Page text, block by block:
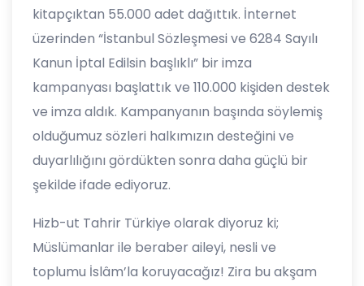
kitapçıktan 55.000 adet dağıttık. İnternet
üzerinden “İstanbul Sözleşmesi ve 6284 Sayılı
Kanun İptal Edilsin başlıklı” bir imza
kampanyası başlattık ve 110.000 kişiden destek
ve imza aldık. Kampanyanın başında söylemiş
olduğumuz sözleri halkımızın desteğini ve
duyarlılığını gördükten sonra daha güçlü bir
şekilde ifade ediyoruz.
Hizb-ut Tahrir Türkiye olarak diyoruz ki;
Müslümanlar ile beraber aileyi, nesli ve
toplumu İslâm’la koruyacağız! Zira bu akşam